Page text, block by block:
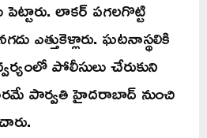
లాకర్ పగలగొట్టి
ఎత్తుకెళ్లారు. ఘటనాస్థలికి
పోలీసులు చేరుకుని
పార్వతి హైదరాబాద్ నుంచి